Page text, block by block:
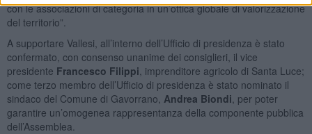
con le associazioni di categoria in un’ottica globale di valorizzazione
del territorio”.
A supportare Vallesi, all’interno dell’Ufficio di presidenza è stato
confermato, con consenso unanime dei consiglieri, il vice
presidente Francesco Filippi , imprenditore agricolo di Santa Luce;
come terzo membro dell’Ufficio di presidenza è stato nominato il
sindaco del Comune di Gavorrano, Andrea Biondi , per poter
garantire un’omogenea rappresentanza della componente pubblica
dell’Assemblea.